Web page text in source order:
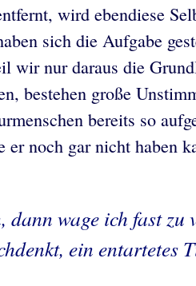
wird ebendiese
sich die Aufgabe
wir nur daraus die
bestehen große
bereits so
noch gar nicht haben
dann wage ich fast
ein entartetes